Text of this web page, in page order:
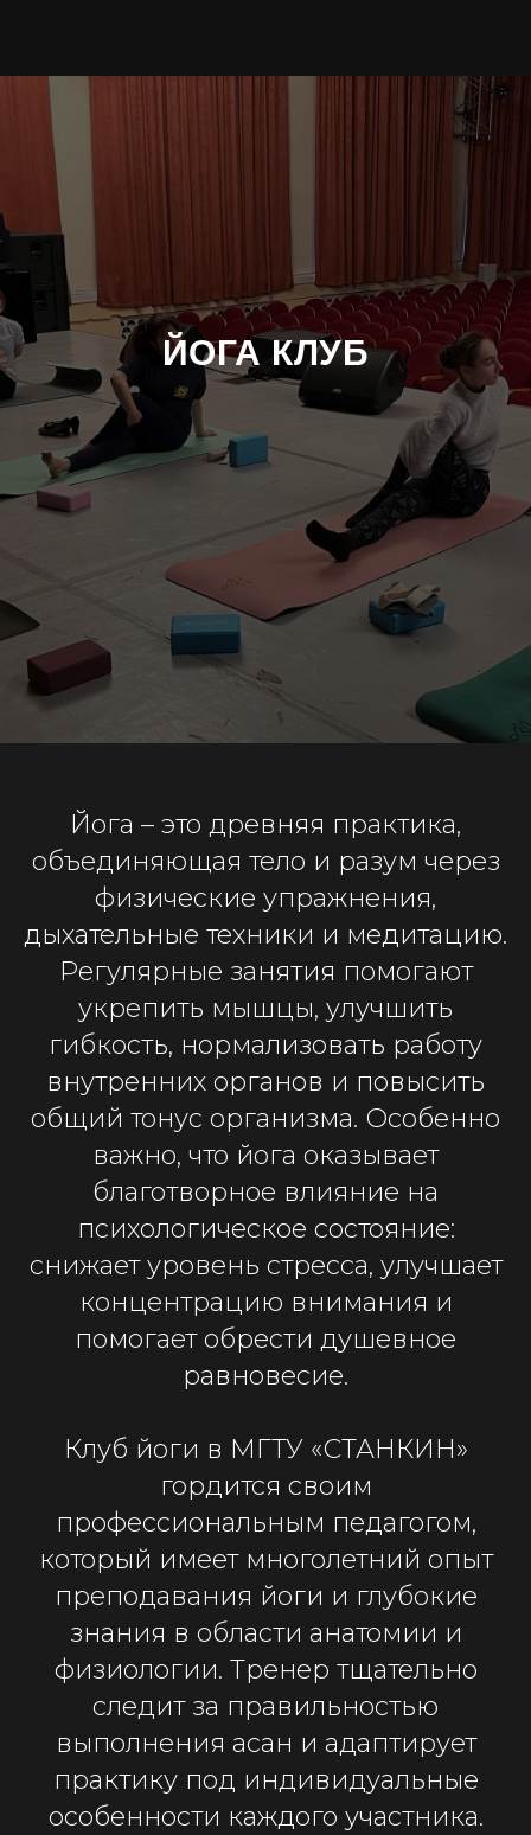
ЙОГА КЛУБ
Йога – это древняя практика,
объединяющая тело и разум через
физические упражнения,
дыхательные техники и медитацию.
Регулярные занятия помогают
укрепить мышцы, улучшить
гибкость, нормализовать работу
внутренних органов и повысить
общий тонус организма. Особенно
важно, что йога оказывает
благотворное влияние на
психологическое состояние:
снижает уровень стресса, улучшает
концентрацию внимания и
помогает обрести душевное
равновесие.
Клуб йоги в МГТУ «СТАНКИН»
гордится своим
профессиональным педагогом,
который имеет многолетний опыт
преподавания йоги и глубокие
знания в области анатомии и
физиологии. Тренер тщательно
следит за правильностью
выполнения асан и адаптирует
практику под индивидуальные
особенности каждого участника.